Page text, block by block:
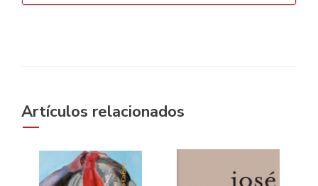
Artículos relacionados